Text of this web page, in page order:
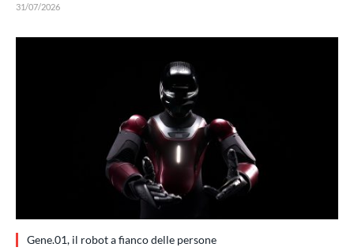
31/07/2026
Gene.01, il robot a fianco delle persone